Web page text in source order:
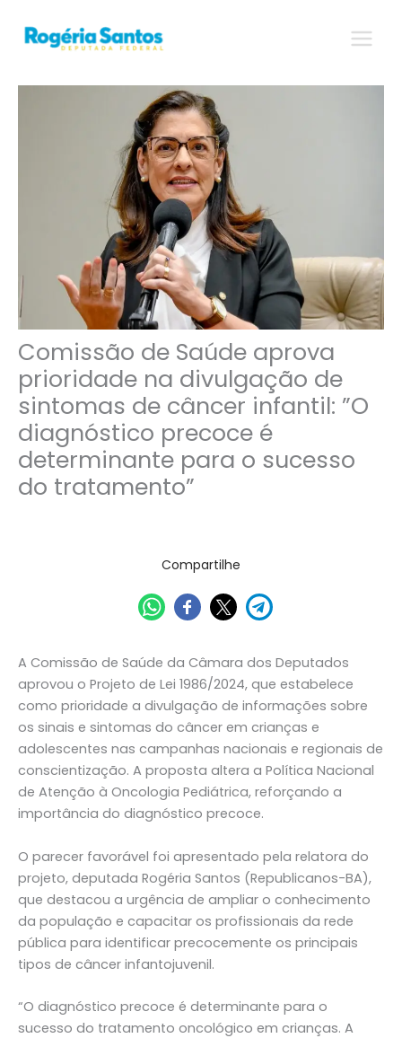
para
Comissão de Saúde aprova
prioridade na divulgação de
sintomas de câncer infantil: ”O
diagnóstico precoce é
determinante para o sucesso
do tratamento”
Compartilhe
A Comissão de Saúde da Câmara dos Deputados
aprovou o Projeto de Lei 1986/2024, que estabelece
como prioridade a divulgação de informações sobre
os sinais e sintomas do câncer em crianças e
adolescentes nas campanhas nacionais e regionais de
conscientização. A proposta altera a Política Nacional
de Atenção à Oncologia Pediátrica, reforçando a
importância do diagnóstico precoce.
O parecer favorável foi apresentado pela relatora do
projeto, deputada Rogéria Santos (Republicanos-BA),
que destacou a urgência de ampliar o conhecimento
da população e capacitar os profissionais da rede
pública para identificar precocemente os principais
tipos de câncer infantojuvenil.
“O diagnóstico precoce é determinante para o
sucesso do tratamento oncológico em crianças. A